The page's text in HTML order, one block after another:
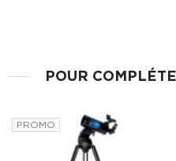
POUR
PROMO